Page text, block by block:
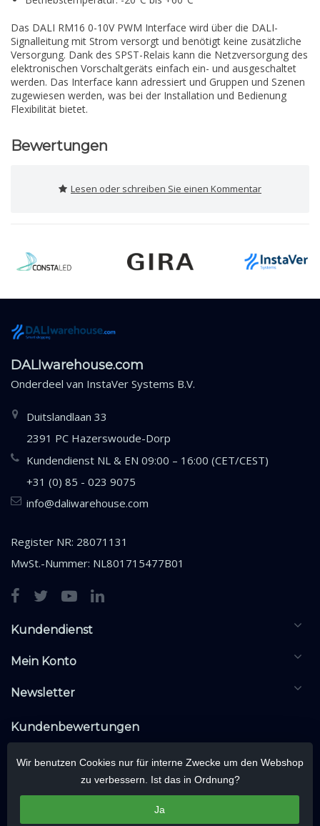
Das DALI RM16 0-10V PWM Interface wird über die DALI-
Signalleitung mit Strom versorgt und benötigt keine zusätzliche
Versorgung. Dank des SPST-Relais kann die Netzversorgung des
elektronischen Vorschaltgeräts einfach ein- und ausgeschaltet
werden. Das Interface kann adressiert und Gruppen und Szenen
zugewiesen werden, was bei der Installation und Bedienung
Flexibilität bietet.
Bewertungen
Lesen oder schreiben Sie einen Kommentar
DALIwarehouse.com
Onderdeel van InstaVer Systems B.V.
Duitslandlaan 33
2391 PC Hazerswoude-Dorp
Kundendienst NL & EN 09:00 – 16:00 (CET/CEST)
+31 (0) 85 - 023 9075
info@daliwarehouse.com
Register NR: 28071131
MwSt.-Nummer: NL801715477B01
Kundendienst
Mein Konto
Newsletter
Kundenbewertungen
Wir benutzen Cookies nur für interne Zwecke um den Webshop
zu verbessern. Ist das in Ordnung?
Ja